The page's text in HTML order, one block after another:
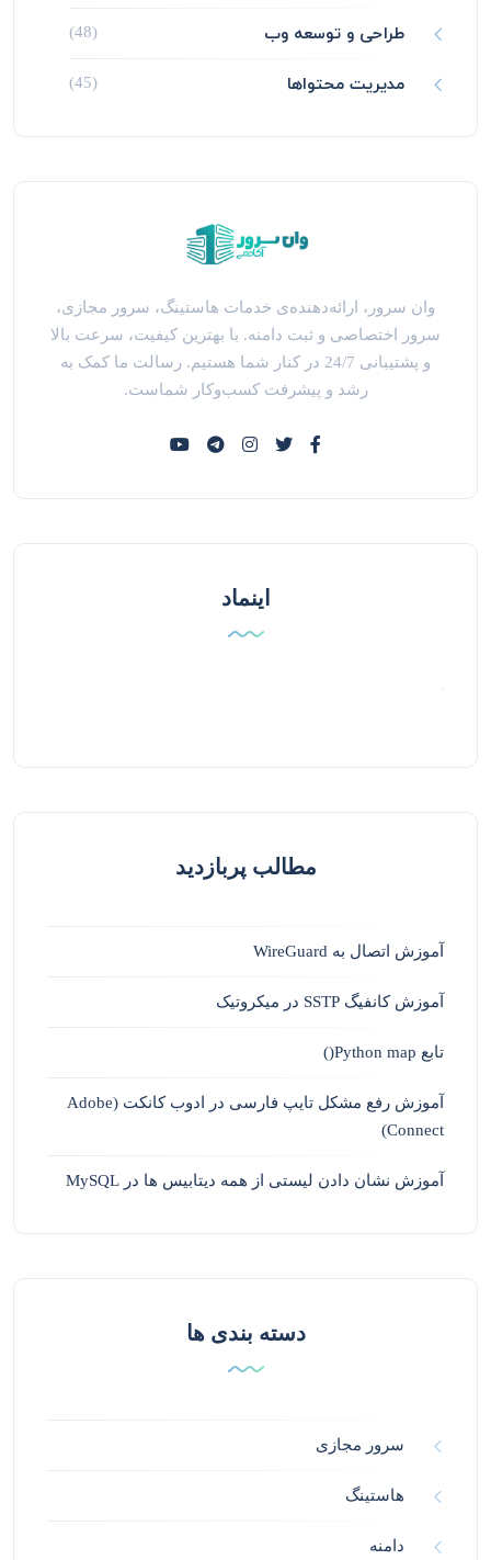
طراحی و توسعه وب
مدیریت محتواها
وان سرور، ارائه‌دهنده‌ی خدمات هاستینگ، سرور مجازی،
سرور اختصاصی و ثبت دامنه. با بهترین کیفیت، سرعت بالا
و پشتیبانی 24/7 در کنار شما هستیم. رسالت ما کمک به
رشد و پیشرفت کسب‌وکار شماست.
اینماد
مطالب پربازدید
آموزش اتصال به WireGuard
آموزش کانفیگ SSTP در میکروتیک
تابع Python map()
آموزش رفع مشکل تایپ فارسی در ادوب کانکت (Adobe
Connect)
آموزش نشان دادن لیستی از همه دیتابیس ها در MySQL
دسته بندی ها
سرور مجازی
هاستینگ
دامنه